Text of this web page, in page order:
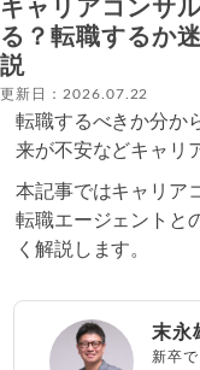
キャリアコンサ
る？転職するか
説
更新日：2026.07.22
転職するべきか分か
来が不安などキャリ
本記事ではキャリア
転職エージェントと
く解説します。
末永
新卒